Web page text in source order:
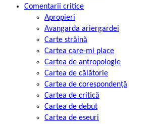
Comentarii critice
Apropieri
Avangarda ariergardei
Carte străină
Cartea care-mi place
Cartea de antropologie
Cartea de călătorie
Cartea de corespondență
Cartea de critică
Cartea de debut
Cartea de eseuri